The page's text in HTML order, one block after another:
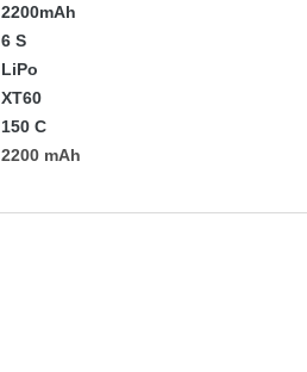
2200mAh
6 S
LiPo
XT60
150 C
2200 mAh